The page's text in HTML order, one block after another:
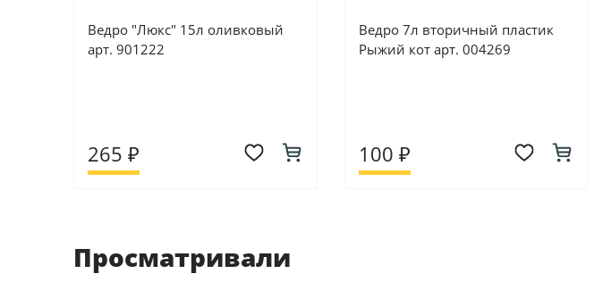
Ведро "Люкс" 15л оливковый
арт. 901222
265 ₽
Ведро 7л вторичный пластик
Рыжий кот арт. 004269
100 ₽
Просматривали